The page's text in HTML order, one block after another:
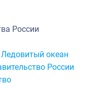
России
океан
России